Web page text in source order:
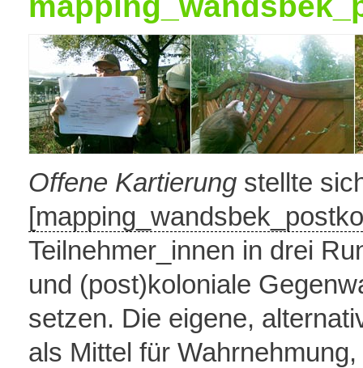
Offene Kartierungstellte
Teilnehmer_innen in drei
und (post)koloniale
setzen. Die eigene,
als Mittel für